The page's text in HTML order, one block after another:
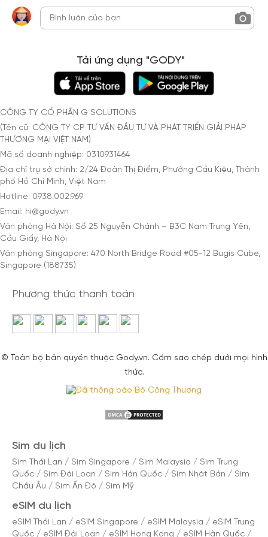
Tải ứng dụng "GODY"
CÔNG TY CỔ PHẦN G SOLUTIONS
(Tên cũ: CÔNG TY CP TƯ VẤN ĐẦU TƯ VÀ PHÁT TRIỂN GIẢI PHÁP
THƯƠNG MẠI VIỆT NAM)
Mã số doanh nghiệp: 0310931464
Địa chỉ trụ sở chính: 2/24 Đoàn Thị Điểm, Phường Cầu Kiệu, Thành
phố Hồ Chí Minh, Việt Nam
Hotline: 0938.002.969
Email: hi@gody.vn
Văn phòng Hà Nội: Số 25 Nguyễn Chánh – B3C Nam Trung Yên,
Cầu Giấy, Hà Nội
Văn phòng Singapore: 470 North Bridge Road #05-12 Bugis Cube,
Singapore (188735)
Phương thức thanh toán
© Toàn bộ bản quyền thuộc Gody.vn. Cấm sao chép dưới mọi hình
thức.
Sim du lịch
Sim Thái Lan / Sim Singapore / Sim Malaysia / Sim Trung
Quốc / Sim Đài Loan / Sim Hàn Quốc / Sim Nhật Bản / Sim
Châu Âu / Sim Ấn Độ / Sim Mỹ
eSIM du lịch
eSIM Thái Lan / eSIM Singapore / eSIM Malaysia / eSIM Trung
Quốc / eSIM Đài Loan / eSIM Hong Kong / eSIM Hàn Quốc /